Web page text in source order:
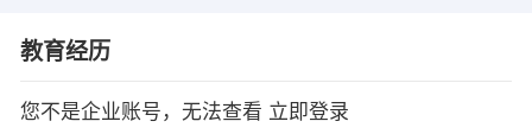
教育经历
您不是企业账号，无法查看 立即登录